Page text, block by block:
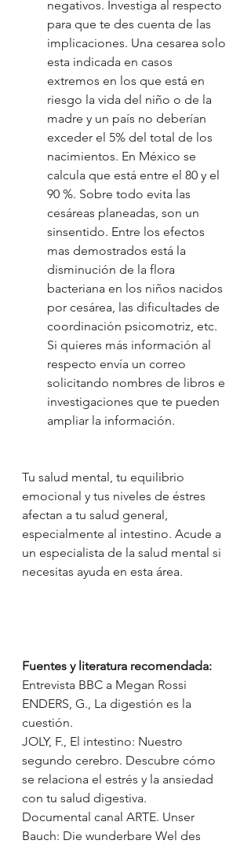
negativos. Investiga al respecto
para que te des cuenta de las
implicaciones. Una cesarea solo
esta indicada en casos
extremos en los que está en
riesgo la vida del niño o de la
madre y un país no deberían
exceder el 5% del total de los
nacimientos. En México se
calcula que está entre el 80 y el
90 %. Sobre todo evita las
cesáreas planeadas, son un
sinsentido. Entre los efectos
mas demostrados está la
disminución de la flora
bacteriana en los niños nacidos
por cesárea, las dificultades de
coordinación psicomotriz, etc.
Si quieres más información al
respecto envía un correo
solicitando nombres de libros e
investigaciones que te pueden
ampliar la información.
Tu salud mental, tu equilibrio
emocional y tus niveles de éstres
afectan a tu salud general,
especialmente al intestino. Acude a
un especialista de la salud mental si
necesitas ayuda en esta área.
Fuentes y literatura recomendada:
Entrevista BBC a Megan Rossi
ENDERS, G., La digestión es la
cuestión.
JOLY, F., El intestino: Nuestro
segundo cerebro. Descubre cómo
se relaciona el estrés y la ansiedad
con tu salud digestiva.
Documental canal ARTE. Unser
Bauch: Die wunderbare Wel des